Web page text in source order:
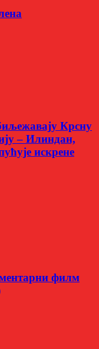
Крсну
– Илиндан,
искрене
филм